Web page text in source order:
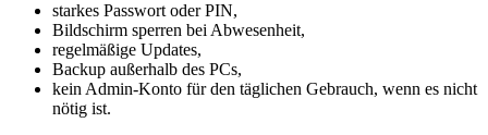
starkes Passwort oder PIN,
Bildschirm sperren bei Abwesenheit,
regelmäßige Updates,
Backup außerhalb des PCs,
kein Admin-Konto für den täglichen Gebrauch, wenn es nicht
nötig ist.